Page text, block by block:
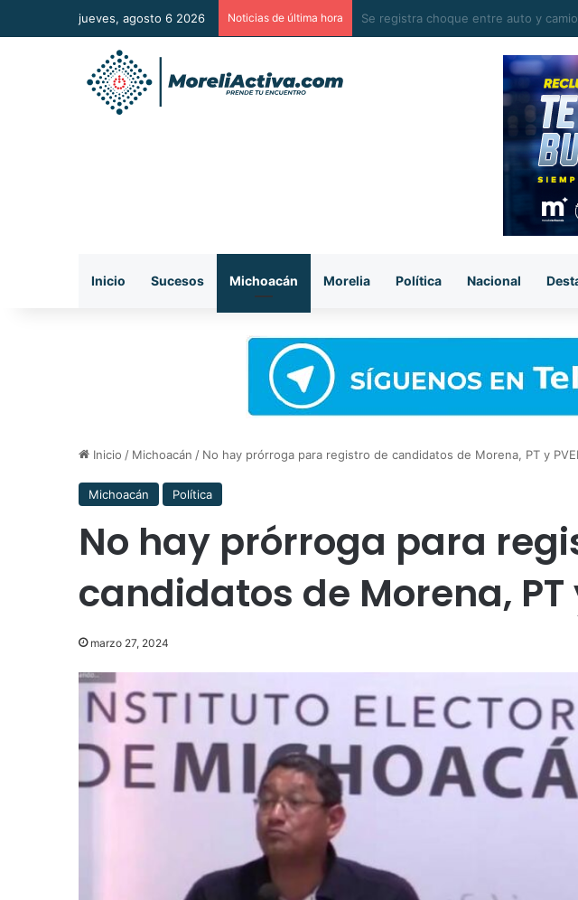
jueves, agosto 6 2026 Noticias de última hora Mezcal michoacano tiene potencial
Inicio Sucesos Michoacán Morelia Política Nacional
Inicio / Michoacán / No hay prórroga para registro de candidatos de Morena, PT y
Michoacán Política
No hay prórroga para
candidatos de Morena, PT
marzo 27, 2024